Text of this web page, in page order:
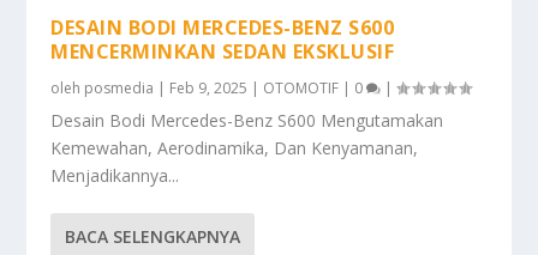
DESAIN BODI MERCEDES-BENZ S600
MENCERMINKAN SEDAN EKSKLUSIF
oleh posmedia | Feb 9, 2025 | OTOMOTIF | 0 |
Desain Bodi Mercedes-Benz S600 Mengutamakan
Kemewahan, Aerodinamika, Dan Kenyamanan,
Menjadikannya...
BACA SELENGKAPNYA